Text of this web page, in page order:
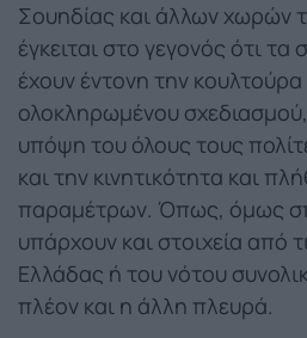
Σουηδίας και άλλων χωρών
έγκειται στο γεγονός ότι τα
έχουν έντονη την
ολοκληρωμένου
υπόψη του όλους τους
και την κινητικότητα και
παραμέτρων. Όπως, όμως
υπάρχουν και στοιχεία από
Ελλάδας ή του νότου
πλέον και η άλλη πλευρά.